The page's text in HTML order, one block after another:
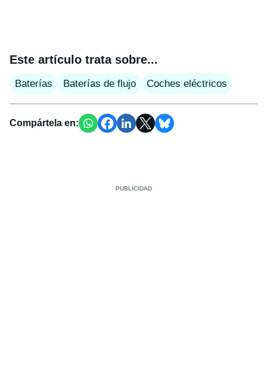
Este artículo trata sobre...
Baterías Baterías de flujo Coches eléctricos
Compártela en: